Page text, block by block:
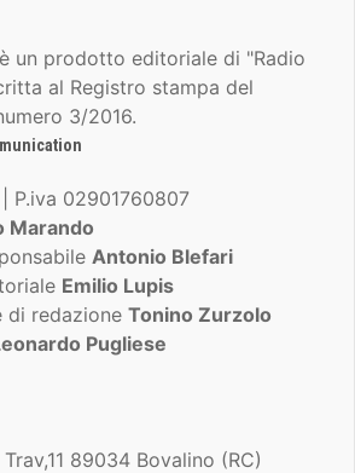
è un prodotto editoriale di "Radio
al Registro stampa del
3/2016.
P.iva 02901760807
Marando
Antonio Blefari
Emilio Lupis
di redazione Tonino Zurzolo
Pugliese
89034 Bovalino (RC)